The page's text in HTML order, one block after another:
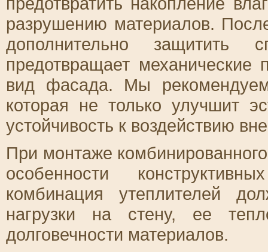
разрушению материалов.
дополнительно защитить
предотвращает
вид фасада. Мы
которая не только улучшит
устойчивость к воздействию
При монтаже
особенности
комбинация утеплителей
нагрузки на стену, ее
долговечности материалов.